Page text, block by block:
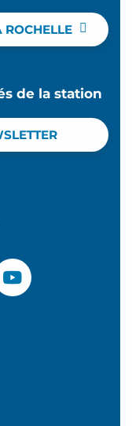
ROCHELLE
de la station